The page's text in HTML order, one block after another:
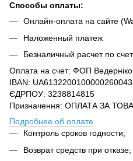
Способы оплаты:
Онлайн-оплата на сайте
Наложенный платеж
Безналичный расчет по
Оплата на счет: ФОП
IBAN:
ЄДРПОУ: 3238814815
Призначення: ОПЛАТА ЗА
Подробнее об оплате
Контроль сроков годности;
Возврат средств при отказе;